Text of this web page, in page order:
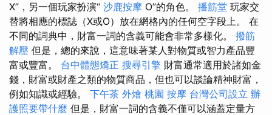
X”，另一個玩家扮演“ 沙鹿按摩 O”的角色。 播筋堂 玩家交
替將相應的標誌（X或O）放在網格內的任何空字段上。 在
不同的詞典中，財富一詞的含義可能會非常多樣化。 撥筋
解壓 但是，總的來說，這意味著某人對物質或智力產品豐
富或豐富。 台中體態矯正 搜尋引擎 財富通常適用於諸如金
錢，財富或財產之類的物質商品，但也可以談論精神財富，
例如知識或經驗。 下午茶 外燴 桃園 按摩 台灣公司設立 辦
護照要帶什麼 但是，財富一詞的含義不僅可以涵蓋定量方